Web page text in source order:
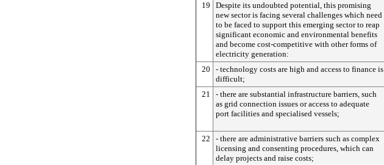
19
Despite its undoubted potential, this promising
new sector is facing several challenges which need
to be faced to support this emerging sector to reap
significant economic and environmental benefits
and become cost-competitive with other forms of
electricity generation:
20
- technology costs are high and access to finance is
difficult;
21
- there are substantial infrastructure barriers, such
as grid connection issues or access to adequate
port facilities and specialised vessels;
22
- there are administrative barriers such as complex
licensing and consenting procedures, which can
delay projects and raise costs;